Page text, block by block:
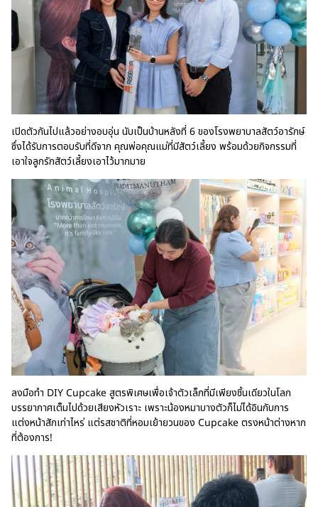
เปิดตัวกันไปแล้วอย่างอบอุ่น นับเป็นบ้านหลังที่ 6 ของโรงพยาบาลสัตว์อารักษ์
ซึ่งได้รับการตอบรับที่ดีจาก คุณพ่อคุณแม่ที่มีสัตว์เลี้ยง พร้อมด้วยกิจกรรมที่
เอาใจลูกรักสัตว์เลี้ยงเอาไว้มากมาย
ลงมือทำ DIY Cupcake สูตรพิเศษเพื่อเจ้าตัวเล็กที่มีเพียงชิ้นเดียวในโลก
บรรยากาศเต็มไปด้วยเสียงหัวเราะ เพราะน้องหมาบางตัวก็ไม่ได้อินกับการ
แต่งหน้าสักเท่าไหร่ แต่รสชาติที่หอมเย้ายวนของ Cupcake ตรงหน้าต่างหาก
ที่ต้องการ!